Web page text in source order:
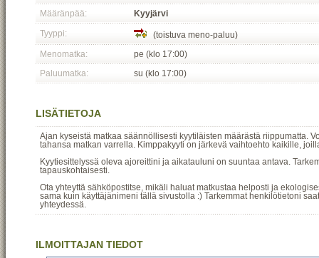
Määränpää:
Kyyjärvi
Tyyppi:
(toistuva meno-paluu)
Menomatka:
pe (klo 17:00)
Paluumatka:
su (klo 17:00)
LISÄTIETOJA
Ajan kyseistä matkaa säännöllisesti kyytiläisten määrästä riippumatta.
tahansa matkan varrella. Kimppakyyti on järkevä vaihtoehto kaikille,
Kyytiesittelyssä oleva ajoreittini ja aikatauluni on suuntaa antava.
tapauskohtaisesti.
Ota yhteyttä sähköpostitse, mikäli haluat matkustaa helposti ja
sama kuin käyttäjänimeni tällä sivustolla :) Tarkemmat henkilötietoni
yhteydessä.
ILMOITTAJAN TIEDOT